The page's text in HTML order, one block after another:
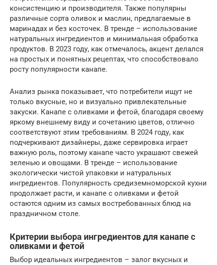
консистенцию и производителя. Также популярны
различные сорта оливок и маслин, предлагаемые в
маринадах и без косточек. В тренде – использование
натуральных ингредиентов и минимальная обработка
продуктов. В 2023 году, как отмечалось, акцент делался
на простых и понятных рецептах, что способствовало
росту популярности канапе.
Анализ рынка показывает, что потребители ищут не
только вкусные, но и визуально привлекательные
закуски. Канапе с оливками и фетой, благодаря своему
яркому внешнему виду и сочетанию цветов, отлично
соответствуют этим требованиям. В 2024 году, как
подчеркивают дизайнеры, даже сервировка играет
важную роль, поэтому канапе часто украшают свежей
зеленью и овощами. В тренде – использование
экологически чистой упаковки и натуральных
ингредиентов. Популярность средиземноморской кухни
продолжает расти, и канапе с оливками и фетой
остаются одним из самых востребованных блюд на
праздничном столе.
Критерии выбора ингредиентов для канапе с
оливками и фетой
Выбор идеальных ингредиентов – залог вкусных и